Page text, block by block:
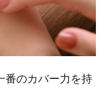
番のカバー力を持